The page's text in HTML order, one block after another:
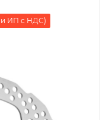
и ИП с НДС)